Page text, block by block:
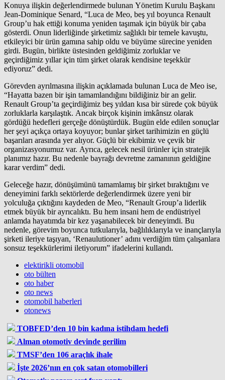
Konuya ilişkin değerlendirmede bulunan Yönetim Kurulu Başkanı
Jean-Dominique Senard, “Luca de Meo, beş yıl boyunca Renault
Group’u hak ettiği konuma yeniden taşımak için büyük bir çaba
gösterdi. Onun liderliğinde şirketimiz sağlıklı bir temele kavuştu,
etkileyici bir ürün gamına sahip oldu ve büyüme sürecine yeniden
girdi. Bugün, birlikte üstesinden geldiğimiz zorluklar ve
geçirdiğimiz yıllar için tüm şirket olarak kendisine teşekkür
ediyoruz” dedi.
Görevden ayrılmasına ilişkin açıklamada bulunan Luca de Meo ise,
“Hayatta bazen bir işin tamamlandığını bildiğiniz bir an gelir.
Renault Group’ta geçirdiğimiz beş yıldan kısa bir sürede çok büyük
zorluklarla karşılaştık. Ancak birçok kişinin imkânsız olarak
gördüğü hedefleri gerçeğe dönüştürdük. Bugün elde edilen sonuçlar
her şeyi açıkça ortaya koyuyor; bunlar şirket tarihimizin en güçlü
başarıları arasında yer alıyor. Güçlü bir ekibimiz ve çevik bir
organizasyonumuz var. Ayrıca, gelecek nesil ürünler için stratejik
planımız hazır. Bu nedenle bayrağı devretme zamanının geldiğine
karar verdim” dedi.
Geleceğe hazır, dönüşümünü tamamlamış bir şirket bıraktığını ve
deneyimini farklı sektörlerde değerlendirmek üzere yeni bir
yolculuğa çıktığını kaydeden de Meo, “Renault Group’a liderlik
etmek büyük bir ayrıcalıktı. Bu hem insani hem de endüstriyel
anlamda hayatımda bir kez yaşanabilecek bir deneyimdi. Bu
nedenle, görevim boyunca tutkularıyla, bağlılıklarıyla ve inançlarıyla
şirketi ileriye taşıyan, ‘Renaulutioner’ adını verdiğim tüm çalışanlara
sonsuz teşekkürlerimi iletiyorum” ifadelerini kullandı.
elektirikli otomobil
oto bülten
oto haber
oto news
otomobil haberleri
otonews
TOBFED’den 10 bin kadına istihdam hedefi
Alman otomotiv devinde gerilim
TMSF’den 106 araçlık ihale
İşte 2026’nın en çok satan otomobilleri